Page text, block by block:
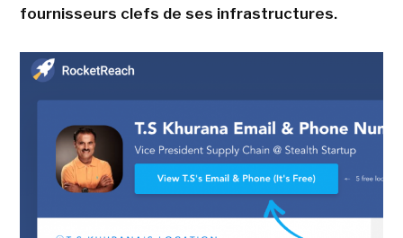
fournisseurs clefs de ses infrastructures.